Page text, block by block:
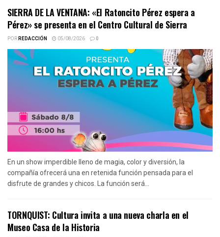
SIERRA DE LA VENTANA: «El Ratoncito Pérez espera a
Pérez» se presenta en el Centro Cultural de Sierra
PORREDACCIÓN 05/08/2026 0
En un show imperdible lleno de magia, color y diversión, la
compañía ofrecerá una en retenida función pensada para el
disfrute de grandes y chicos. La función será...
TORNQUIST: Cultura invita a una nueva charla en el
Museo Casa de la Historia